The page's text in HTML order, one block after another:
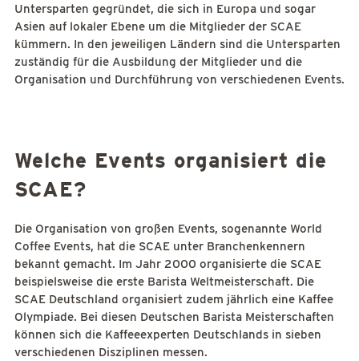
Untersparten gegründet, die sich in Europa und sogar
Asien auf lokaler Ebene um die Mitglieder der SCAE
kümmern. In den jeweiligen Ländern sind die Untersparten
zuständig für die Ausbildung der Mitglieder und die
Organisation und Durchführung von verschiedenen Events.
Welche Events organisiert die
SCAE?
Die Organisation von großen Events, sogenannte World
Coffee Events, hat die SCAE unter Branchenkennern
bekannt gemacht. Im Jahr 2000 organisierte die SCAE
beispielsweise die erste Barista Weltmeisterschaft. Die
SCAE Deutschland organisiert zudem jährlich eine Kaffee
Olympiade. Bei diesen Deutschen Barista Meisterschaften
können sich die Kaffeeexperten Deutschlands in sieben
verschiedenen Disziplinen messen.